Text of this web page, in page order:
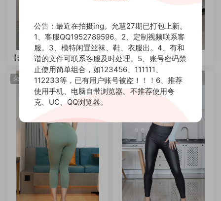
【热舞】朵朵021期 【热舞】朵朵053期
朵朵 朵朵
公告：最近在拍摄ing。允慧27期已打包上新。
1、客服QQ1952789596。2、定制视频联系客
服。3、模特闲置丝袜、鞋、衣服出。4、有和
谐的文件可联系客服及时处理。5、账号密码禁
止使用简单组合，如123456、111111、
112233等，已有用户账号被盗！！！6、推荐
使用手机、电脑自带浏览器。不推荐使用夸
克、UC、QQ浏览器。